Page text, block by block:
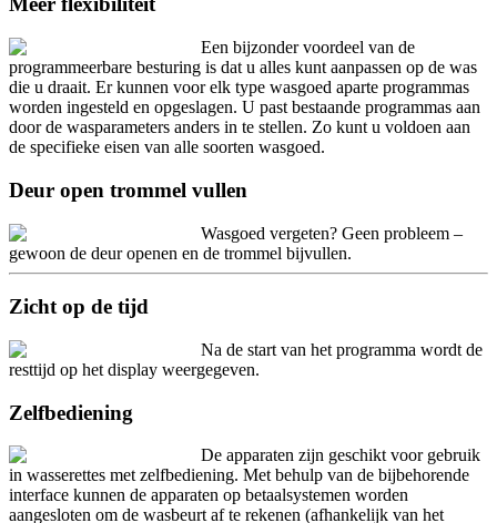
Een bijzonder voordeel van de
programmeerbare besturing is dat u alles kunt aanpassen op de was
die u draait. Er kunnen voor elk type wasgoed aparte programmas
worden ingesteld en opgeslagen. U past bestaande programmas aan
door de wasparameters anders in te stellen. Zo kunt u voldoen aan
de specifieke eisen van alle soorten wasgoed.
Deur open trommel vullen
Wasgoed vergeten? Geen probleem –
gewoon de deur openen en de trommel bijvullen.
Zicht op de tijd
Na de start van het programma wordt de
resttijd op het display weergegeven.
Zelfbediening
De apparaten zijn geschikt voor gebruik
in wasserettes met zelfbediening. Met behulp van de bijbehorende
interface kunnen de apparaten op betaalsystemen worden
aangesloten om de wasbeurt af te rekenen (afhankelijk van het